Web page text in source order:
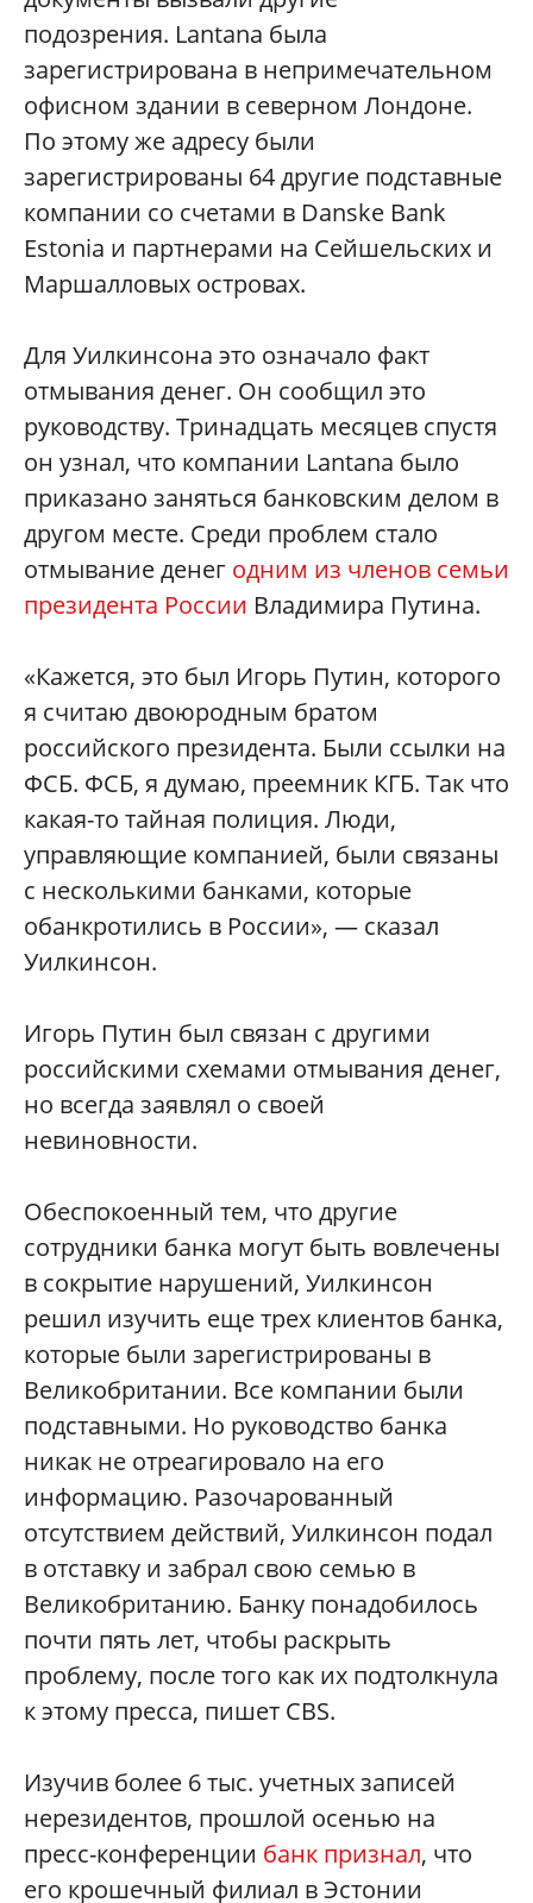
подозрения. Lantana была
зарегистрирована в непримечательном
офисном здании в северном Лондоне.
По этому же адресу были
зарегистрированы 64 другие подставные
компании со счетами в Danske Bank
Estonia и партнерами на Сейшельских и
Маршалловых островах.
Для Уилкинсона это означало факт
отмывания денег. Он сообщил это
руководству. Тринадцать месяцев спустя
он узнал, что компании Lantana было
приказано заняться банковским делом в
другом месте. Среди проблем стало
отмывание денег одним из членов семьи
президента России Владимира Путина.
«Кажется, это был Игорь Путин, которого
я считаю двоюродным братом
российского президента. Были ссылки на
ФСБ. ФСБ, я думаю, преемник КГБ. Так что
какая-то тайная полиция. Люди,
управляющие компанией, были связаны
с несколькими банками, которые
обанкротились в России», — сказал
Уилкинсон.
Игорь Путин был связан с другими
российскими схемами отмывания денег,
но всегда заявлял о своей
невиновности.
Обеспокоенный тем, что другие
сотрудники банка могут быть вовлечены
в сокрытие нарушений, Уилкинсон
решил изучить еще трех клиентов банка,
которые были зарегистрированы в
Великобритании. Все компании были
подставными. Но руководство банка
никак не отреагировало на его
информацию. Разочарованный
отсутствием действий, Уилкинсон подал
в отставку и забрал свою семью в
Великобританию. Банку понадобилось
почти пять лет, чтобы раскрыть
проблему, после того как их подтолкнула
к этому пресса, пишет CBS.
Изучив более 6 тыс. учетных записей
нерезидентов, прошлой осенью на
пресс-конференции банк признал, что
его крошечный филиал в Эстонии